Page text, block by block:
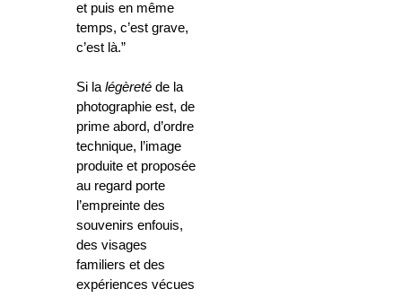
et puis en même
temps, c’est grave,
c’est là.”
Si lalégèreté de la
photographie est, de
prime abord, d’ordre
technique, l’image
produite et proposée
au regard porte
l’empreinte des
souvenirs enfouis,
des visages
familiers et des
expériences vécues